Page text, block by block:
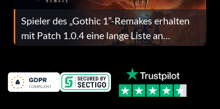
Spieler des „Gothic 1“-Remakes erhalten
mit Patch 1.0.4 eine lange Liste an
Fehlerbehebungen